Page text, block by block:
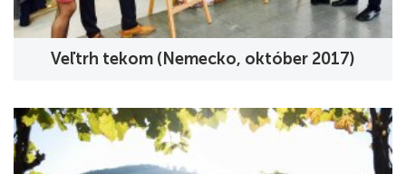
Veľtrh tekom (Nemecko, október 2017)